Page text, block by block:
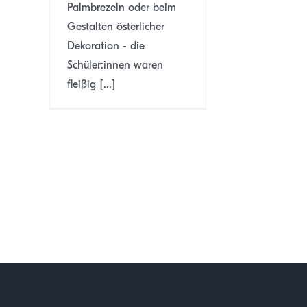
Palmbrezeln oder beim
Gestalten österlicher
Dekoration - die
Schüler:innen waren
fleißig [...]